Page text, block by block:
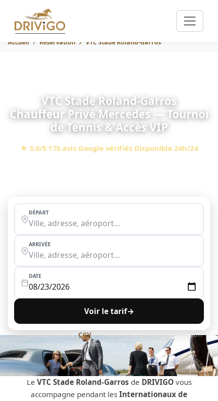
Accueil Réservation VTC Stade Roland-Garros
VTC Stade Roland-Garros
Chauffeur Privé Mercedes — Tournoi
de Tennis & Accès VIP
★ 5.0/5·170 avis Google vérifiés·Disponible 24h/24
DÉPART
ARRIVÉE
DATE
Voir le tarif→
Annulation flexible (CGV) · Paiement sécurisé · Confirmation
immédiate
Le VTC Stade Roland-Garros de DRIVIGOvous
accompagne pendant les Internationaux de